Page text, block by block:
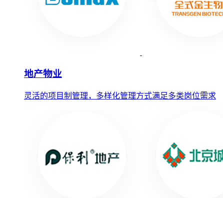
地产物业
灵活的项目制管理，多样化管理方式满足多类岗位需求